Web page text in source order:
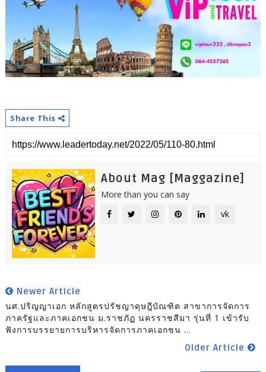
Share This
About Mag [Maggazine]
More than you can say
vk
Newer Article
นศ.ปริญญาเอก หลักสูตรปรัชญาดุษฎีบัณฑิต สาขาการจัดการ
ภาครัฐและภาคเอกชน ม.ราชภัฏ นครราชสีมา รุ่นที่ 1 เข้ารับ
ฟังการบรรยายการบริหารจัดการภาคเอกชน ...
Older Article